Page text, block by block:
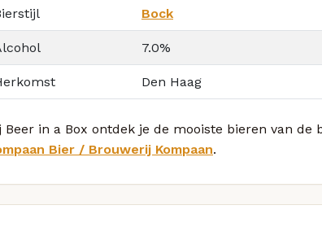
Bock
7.0%
Den Haag
Beer in a Box ontdek je de mooiste bieren van
Bier / Brouwerij Kompaan.